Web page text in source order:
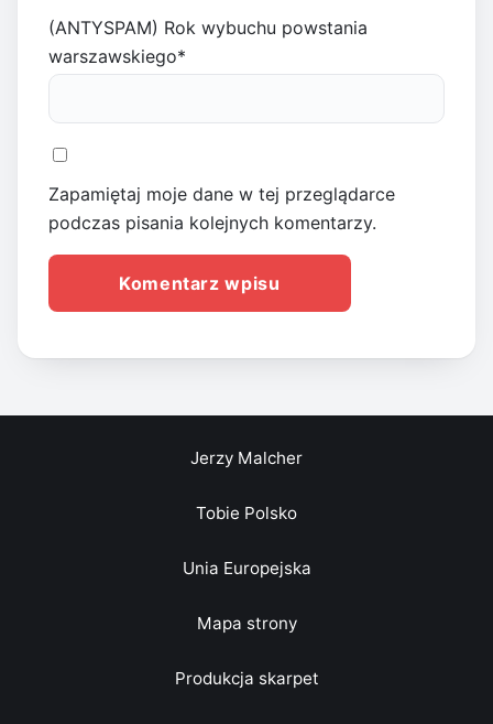
(ANTYSPAM) Rok wybuchu powstania
warszawskiego*
Zapamiętaj moje dane w tej przeglądarce
podczas pisania kolejnych komentarzy.
Jerzy Malcher
Tobie Polsko
Unia Europejska
Mapa strony
Produkcja skarpet